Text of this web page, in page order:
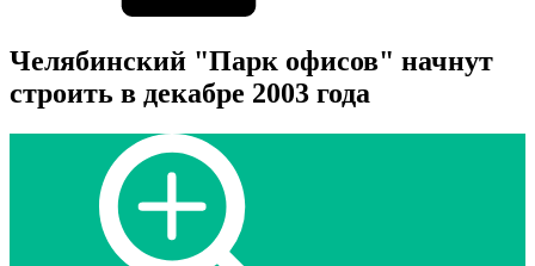
Челябинский "Парк офисов" начнут
строить в декабре 2003 года